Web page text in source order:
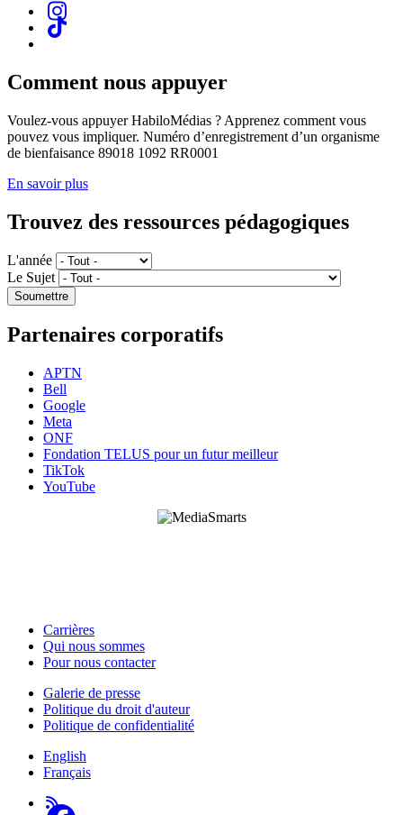
Comment nous appuyer
Voulez-vous appuyer HabiloMédias ? Apprenez comment vous
pouvez vous impliquer. Numéro d’enregistrement d’un organisme
de bienfaisance 89018 1092 RR0001
En savoir plus
Trouvez des ressources pédagogiques
L'année
Le Sujet
Partenaires corporatifs
APTN
Bell
Google
Meta
ONF
Fondation TELUS pour un futur meilleur
TikTok
YouTube
Footer
This
Site
Carrières
Qui nous sommes
Pour nous contacter
Footer
About
Galerie de presse
Politique du droit d'auteur
Politique de confidentialité
English
Français